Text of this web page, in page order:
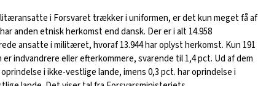
i Forsvaret trækker i uniformen, er det kun meget få af
anden etnisk herkomst end dansk. Der er i alt 14.958
ansatte i militæret, hvoraf 13.944 har oplyst herkomst. Kun 191
er indvandrere eller efterkommere, svarende til 1,4 pct. Ud af dem
i ikke-vestlige lande, imens 0,3 pct. har oprindelse i